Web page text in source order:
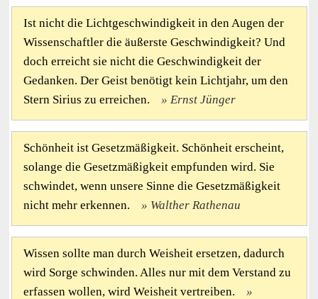
Ist nicht die Lichtgeschwindigkeit in den Augen der
Wissenschaftler die äußerste Geschwindigkeit? Und
doch erreicht sie nicht die Geschwindigkeit der
Gedanken. Der Geist benötigt kein Lichtjahr, um den
Stern Sirius zu erreichen.
Ernst Jünger
Schönheit ist Gesetzmäßigkeit. Schönheit erscheint,
solange die Gesetzmäßigkeit empfunden wird. Sie
schwindet, wenn unsere Sinne die Gesetzmäßigkeit
nicht mehr erkennen.
Walther Rathenau
Wissen sollte man durch Weisheit ersetzen, dadurch
wird Sorge schwinden. Alles nur mit dem Verstand zu
erfassen wollen, wird Weisheit vertreiben.